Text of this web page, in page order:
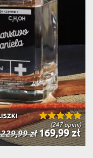
(247 opinii)
229,99 zł169,99 zł